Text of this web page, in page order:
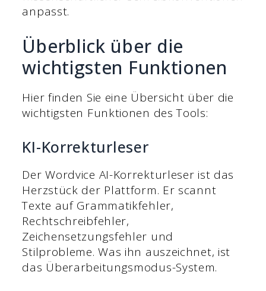
anpasst.
Überblick über die
wichtigsten Funktionen
Hier finden Sie eine Übersicht über die
wichtigsten Funktionen des Tools:
KI-Korrekturleser
Der Wordvice AI-Korrekturleser ist das
Herzstück der Plattform. Er scannt
Texte auf Grammatikfehler,
Rechtschreibfehler,
Zeichensetzungsfehler und
Stilprobleme. Was ihn auszeichnet, ist
das Überarbeitungsmodus-System.